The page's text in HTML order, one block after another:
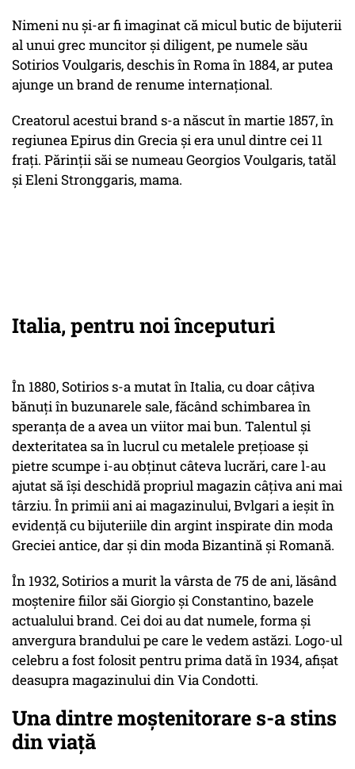
Nimeni nu și-ar fi imaginat că micul butic de bijuterii
al unui grec muncitor și diligent, pe numele său
Sotirios Voulgaris, deschis în Roma în 1884, ar putea
ajunge un brand de renume internațional.
Creatorul acestui brand s-a născut în martie 1857, în
regiunea Epirus din Grecia și era unul dintre cei 11
frați. Părinții săi se numeau Georgios Voulgaris, tatăl
și Eleni Stronggaris, mama.
Italia, pentru noi începuturi
În 1880, Sotirios s-a mutat în Italia, cu doar câțiva
bănuți în buzunarele sale, făcând schimbarea în
speranța de a avea un viitor mai bun. Talentul și
dexteritatea sa în lucrul cu metalele prețioase și
pietre scumpe i-au obținut câteva lucrări, care l-au
ajutat să își deschidă propriul magazin câțiva ani mai
târziu. În primii ani ai magazinului, Bvlgari a ieșit în
evidență cu bijuteriile din argint inspirate din moda
Greciei antice, dar și din moda Bizantină și Romană.
În 1932, Sotirios a murit la vârsta de 75 de ani, lăsând
moștenire fiilor săi Giorgio și Constantino, bazele
actualului brand. Cei doi au dat numele, forma și
anvergura brandului pe care le vedem astăzi. Logo-ul
celebru a fost folosit pentru prima dată în 1934, afișat
deasupra magazinului din Via Condotti.
Una dintre moștenitorare s-a stins
din viață